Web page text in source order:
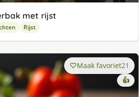
met rijst
Rijst
Maak favoriet21
👍